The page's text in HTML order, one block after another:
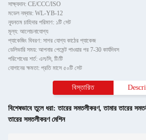
সাক্ষ্যদান: CE/CCC/ISO
মডেল নম্বার: WL-YB-12
ন্যূনতম চাহিদার পরিমাণ: ১টি সেট
মূল্য: আলোচনাযোগ্য
প্যাকেজিং বিবরণ: সাগর যোগ্য কাঠের প্যাকেজ
ডেলিভারি সময়: আপনার পেমেন্ট পাওয়ার পর 7-30 কার্যদিবস
পরিশোধের শর্ত: এল/সি, টি/টি
যোগানের ক্ষমতা: প্রতি মাসে ৫০টি সেট
বিস্তারিত
বিশেষভাবে তুলে ধরা:তারের সমতলীকরণ,তামার তারের
তারের সমতলীকরণ মেশিন